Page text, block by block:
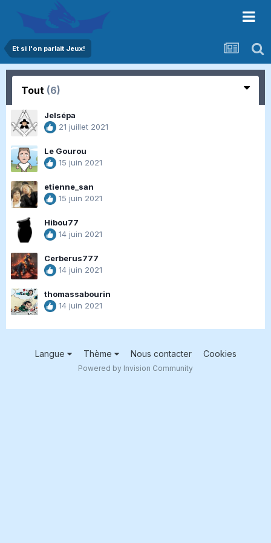
Et si l'on parlait Jeux!
Tout (6)
Jelsépa
21 juillet 2021
Le Gourou
15 juin 2021
etienne_san
15 juin 2021
Hibou77
14 juin 2021
Cerberus777
14 juin 2021
thomassabourin
14 juin 2021
Langue Thème Nous contacter Cookies
Powered by Invision Community